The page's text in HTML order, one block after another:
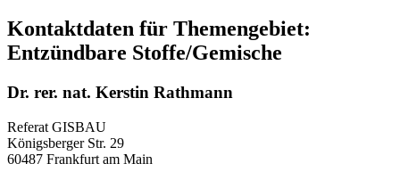
Kontaktdaten für Themengebiet:
Entzündbare Stoffe/Gemische
Dr. rer. nat. Kerstin Rathmann
Referat GISBAU
Königsberger Str. 29
60487 Frankfurt am Main